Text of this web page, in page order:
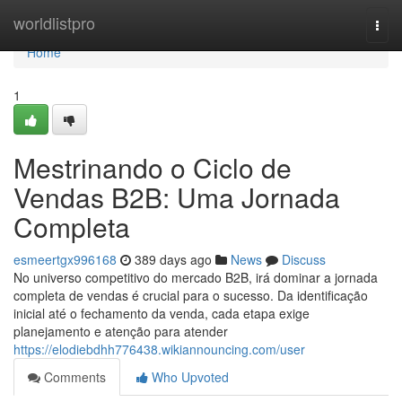
worldlistpro
Home
Home
1
Mestrinando o Ciclo de
Vendas B2B: Uma Jornada
Completa
esmeertgx996168 389 days ago News
Discuss
No universo competitivo do mercado B2B, irá dominar a jornada
completa de vendas é crucial para o sucesso. Da identificação
inicial até o fechamento da venda, cada etapa exige
planejamento e atenção para atender
https://elodiebdhh776438.wikiannouncing.com/user
Comments
Who Upvoted